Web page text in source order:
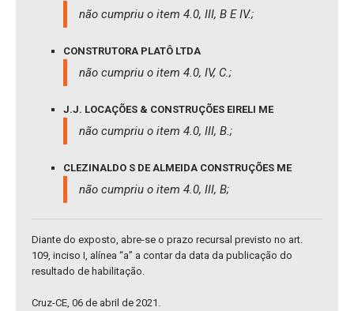
não cumpriu o item 4.0, III, B E IV.;
CONSTRUTORA PLATÔ LTDA
não cumpriu o item 4.0, IV, C.;
J.J. LOCAÇÕES & CONSTRUÇÕES EIRELI ME
não cumpriu o item 4.0, III, B.;
CLEZINALDO S DE ALMEIDA CONSTRUÇÕES ME
não cumpriu o item 4.0, III, B;
Diante do exposto, abre-se o prazo recursal previsto no art.
109, inciso I, alínea “a” a contar da data da publicação do
resultado de habilitação.
Cruz-CE, 06 de abril de 2021.